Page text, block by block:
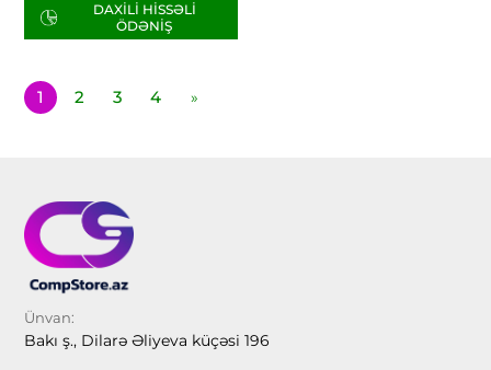
DAXILI HISSƏLI
ÖDƏNIŞ
1 2 3 4 »
Ünvan:
Bakı ş., Dilarə Əliyeva küçəsi 196